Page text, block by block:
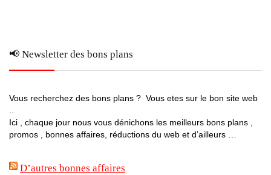
📢 Newsletter des bons plans
Vous recherchez des bons plans ? Vous etes sur le bon site web
Ici , chaque jour nous vous dénichons les meilleurs bons plans ,
promos , bonnes affaires, réductions du web et d’ailleurs …
D’autres bonnes affaires